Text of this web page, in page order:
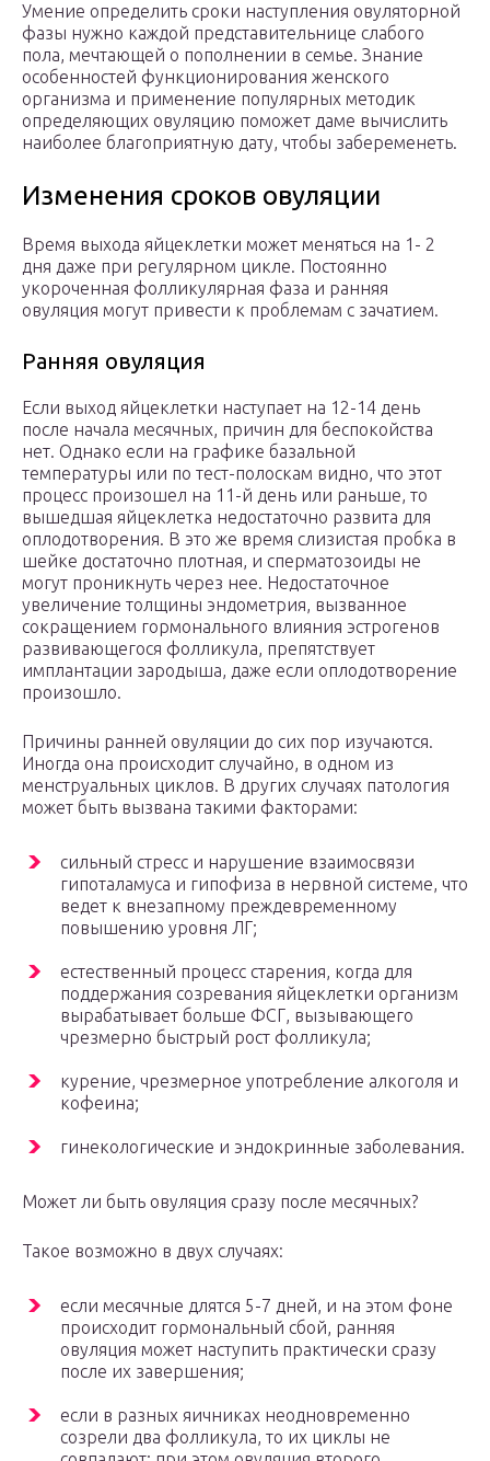
Умение определить сроки наступления овуляторной
фазы нужно каждой представительнице слабого
пола, мечтающей о пополнении в семье. Знание
особенностей функционирования женского
организма и применение популярных методик
определяющих овуляцию поможет даме вычислить
наиболее благоприятную дату, чтобы забеременеть.
Изменения сроков овуляции
Время выхода яйцеклетки может меняться на 1- 2
дня даже при регулярном цикле. Постоянно
укороченная фолликулярная фаза и ранняя
овуляция могут привести к проблемам с зачатием.
Ранняя овуляция
Если выход яйцеклетки наступает на 12-14 день
после начала месячных, причин для беспокойства
нет. Однако если на графике базальной
температуры или по тест-полоскам видно, что этот
процесс произошел на 11-й день или раньше, то
вышедшая яйцеклетка недостаточно развита для
оплодотворения. В это же время слизистая пробка в
шейке достаточно плотная, и сперматозоиды не
могут проникнуть через нее. Недостаточное
увеличение толщины эндометрия, вызванное
сокращением гормонального влияния эстрогенов
развивающегося фолликула, препятствует
имплантации зародыша, даже если оплодотворение
произошло.
Причины ранней овуляции до сих пор изучаются.
Иногда она происходит случайно, в одном из
менструальных циклов. В других случаях патология
может быть вызвана такими факторами:
сильный стресс и нарушение взаимосвязи
гипоталамуса и гипофиза в нервной системе, что
ведет к внезапному преждевременному
повышению уровня ЛГ;
естественный процесс старения, когда для
поддержания созревания яйцеклетки организм
вырабатывает больше ФСГ, вызывающего
чрезмерно быстрый рост фолликула;
курение, чрезмерное употребление алкоголя и
кофеина;
гинекологические и эндокринные заболевания.
Может ли быть овуляция сразу после месячных?
Такое возможно в двух случаях:
если месячные длятся 5-7 дней, и на этом фоне
происходит гормональный сбой, ранняя
овуляция может наступить практически сразу
после их завершения;
если в разных яичниках неодновременно
созрели два фолликула, то их циклы не